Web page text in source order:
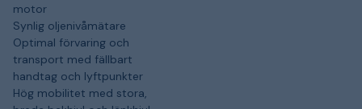
motor
Synlig oljenivåmätare
Optimal förvaring och
transport med fällbart
handtag och lyftpunkter
Hög mobilitet med stora,